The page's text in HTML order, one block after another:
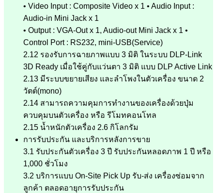
• Video Input : Composite Video x 1 • Audio Input :
Audio-in Mini Jack x 1
• Output : VGA-Out x 1, Audio-out Mini Jack x 1 •
Control Port : RS232, mini-USB(Service)
2.12 รองรับการฉายภาพแบบ 3 มิติ ในระบบ DLP-Link
3D Ready เมื่อใช้คู่กับแว่นตา 3 มิติ แบบ DLP Active Link
2.13 มีระบบขยายเสียง และลำโพงในตัวเครื่อง ขนาด 2
วัตต์(mono)
2.14 สามารถความคุมการทำงานของเครื่องด้วยปุ่ม
ควบคุมบนตัวเครื่อง หรือ รีโมทคอนโทล
2.15 น้ำหนักตัวเครื่อง 2.6 กิโลกรัม
การรับประกัน และบริการหลังการขาย
3.1 รับประกันตัวเครื่อง 3 ปี รับประกันหลอดภาพ 1 ปี หรือ
1,000 ชั่วโมง
3.2 บริการแบบ On-Site Pick Up รับ-ส่ง เครื่องซ่อมจาก
ลูกค้า ตลอดอายุการรับประกัน